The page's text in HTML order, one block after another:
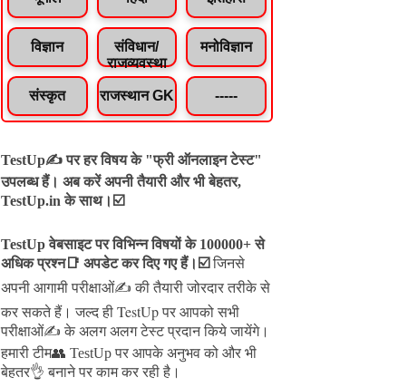
विज्ञान
संविधान/
राजव्यवस्था
मनोविज्ञान
संस्कृत राजस्थान GK -----
TestUp✍️ पर हर विषय के "फ्री ऑनलाइन टेस्ट"
उपलब्ध हैं। अब करें अपनी तैयारी और भी बेहतर,
TestUp.in के साथ।☑️
TestUp वेबसाइट पर विभिन्न विषयों के 100000+ से
अधिक प्रश्न📑 अपडेट कर दिए गए हैं। ☑️ जिनसे
अपनी आगामी परीक्षाओं✍️ की तैयारी जोरदार तरीके से
कर सकते हैं।जल्द ही TestUp पर आपको सभी
परीक्षाओं✍️ के अलग अलग टेस्ट प्रदान किये जायेंगे।
हमारी टीम👥 TestUp पर आपके अनुभव को और भी
बेहतर👌 बनाने पर काम कर रही है।